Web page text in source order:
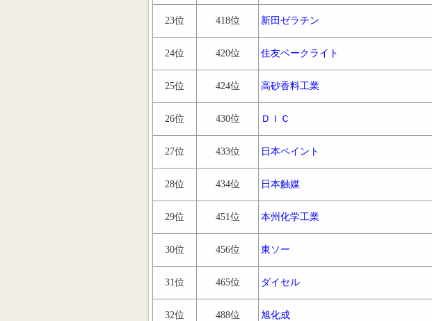
23位 418位 新田ゼラチン
24位 420位 住友ベークライト
25位 424位 高砂香料工業
26位 430位 ＤＩＣ
27位 433位 日本ペイント
28位 434位 日本触媒
29位 451位 本州化学工業
30位 456位 東ソー
31位 465位 ダイセル
32位 488位 旭化成